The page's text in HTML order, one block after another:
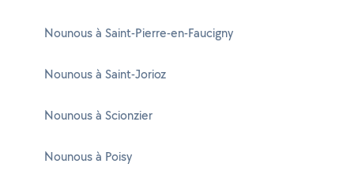
Nounous à Saint-Pierre-en-Faucigny
Nounous à Saint-Jorioz
Nounous à Scionzier
Nounous à Poisy